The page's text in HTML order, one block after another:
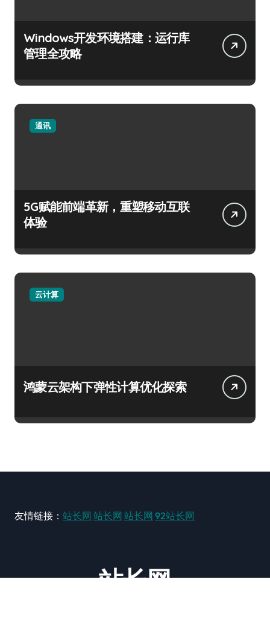
Windows开发环境搭建：运行库
管理全攻略
通讯
5G赋能前端革新，重塑移动互联
体验
云计算
鸿蒙云架构下弹性计算优化探索
友情链接： 站长网 站长网 站长网 92站长网
站长网